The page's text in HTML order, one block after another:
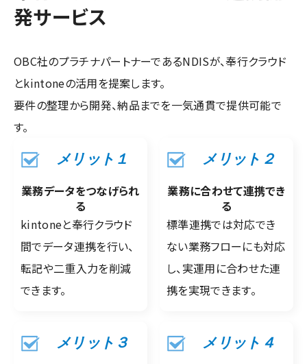
発サービス
OBC社のプラチナパートナーであるNDISが、奉行クラウド
とkintoneの活用を提案します。
要件の整理から開発、納品までを一気通貫で提供可能で
す。
メリット１
業務データをつなげられ
る
kintoneと奉行クラウド
間でデータ連携を行い、
転記や二重入力を削減
できます。
メリット２
業務に合わせて連携でき
る
標準連携では対応でき
ない業務フローにも対応
し、実運用に合わせた連
携を実現できます。
メリット３ メリット４